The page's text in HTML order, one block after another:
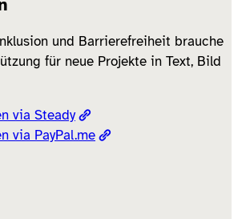
und Barrierefreiheit brauche
für neue Projekte in Text, Bild
via Steady
via PayPal.me